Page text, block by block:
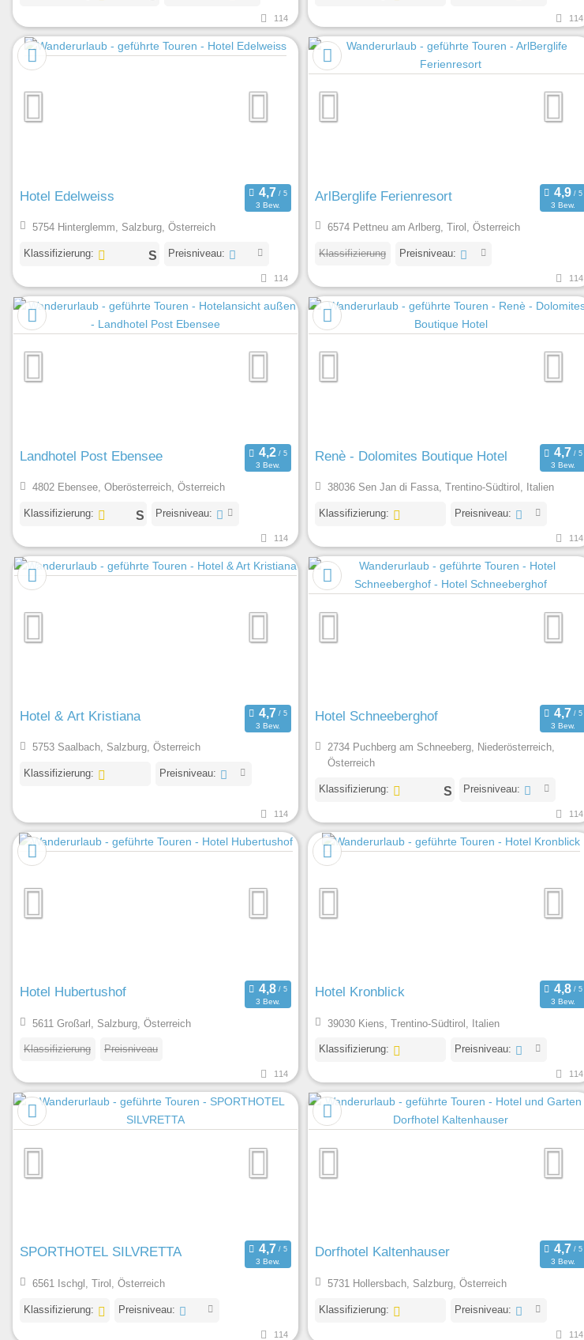
114 114
Hotel Edelweiss
3 Bew.
5754 Hinterglemm, Salzburg, Österreich
Klassifizierung: Preisniveau:
114
ArlBerglife Ferienresort
3 Bew.
6574 Pettneu am Arlberg, Tirol, Österreich
Klassifizierung Preisniveau:
114
Landhotel Post Ebensee
3 Bew.
4802 Ebensee, Oberösterreich, Österreich
Klassifizierung: Preisniveau:
114
Renè - Dolomites Boutique Hotel
3 Bew.
38036 Sen Jan di Fassa, Trentino-Südtirol, Italien
Klassifizierung: Preisniveau:
114
Hotel & Art Kristiana
3 Bew.
5753 Saalbach, Salzburg, Österreich
Klassifizierung: Preisniveau:
114
Hotel Schneeberghof
3 Bew.
2734 Puchberg am Schneeberg, Niederösterreich,
Österreich
Klassifizierung: Preisniveau:
114
Hotel Hubertushof
3 Bew.
5611 Großarl, Salzburg, Österreich
Klassifizierung Preisniveau
114
Hotel Kronblick
3 Bew.
39030 Kiens, Trentino-Südtirol, Italien
Klassifizierung: Preisniveau:
114
SPORTHOTEL SILVRETTA
3 Bew.
6561 Ischgl, Tirol, Österreich
Klassifizierung: Preisniveau:
114
Dorfhotel Kaltenhauser
3 Bew.
5731 Hollersbach, Salzburg, Österreich
Klassifizierung: Preisniveau:
114